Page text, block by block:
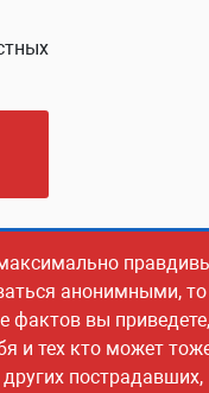
анонимными, то
фактов вы приведете,
и тех кто может
пострадавших,